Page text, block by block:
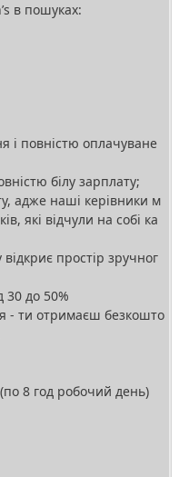
в пошуках:
і повністю оплачуване
білу зарплату;
адже наші керівники м
які відчули на собі ка
простір зручног
30 до 50%
- ти отримаєш безкошто
8 год робочий день)